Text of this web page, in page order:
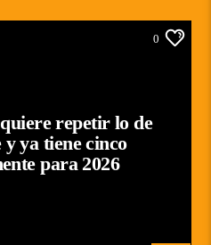
0
repetir lo de
y ya tiene cinco
para 2026